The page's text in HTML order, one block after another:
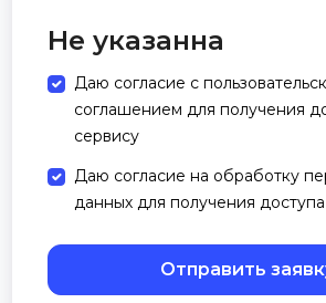
Не указанна
Даю согласие с
соглашением для получения
сервису
Даю согласие на обработку
данных для получения
Отправить